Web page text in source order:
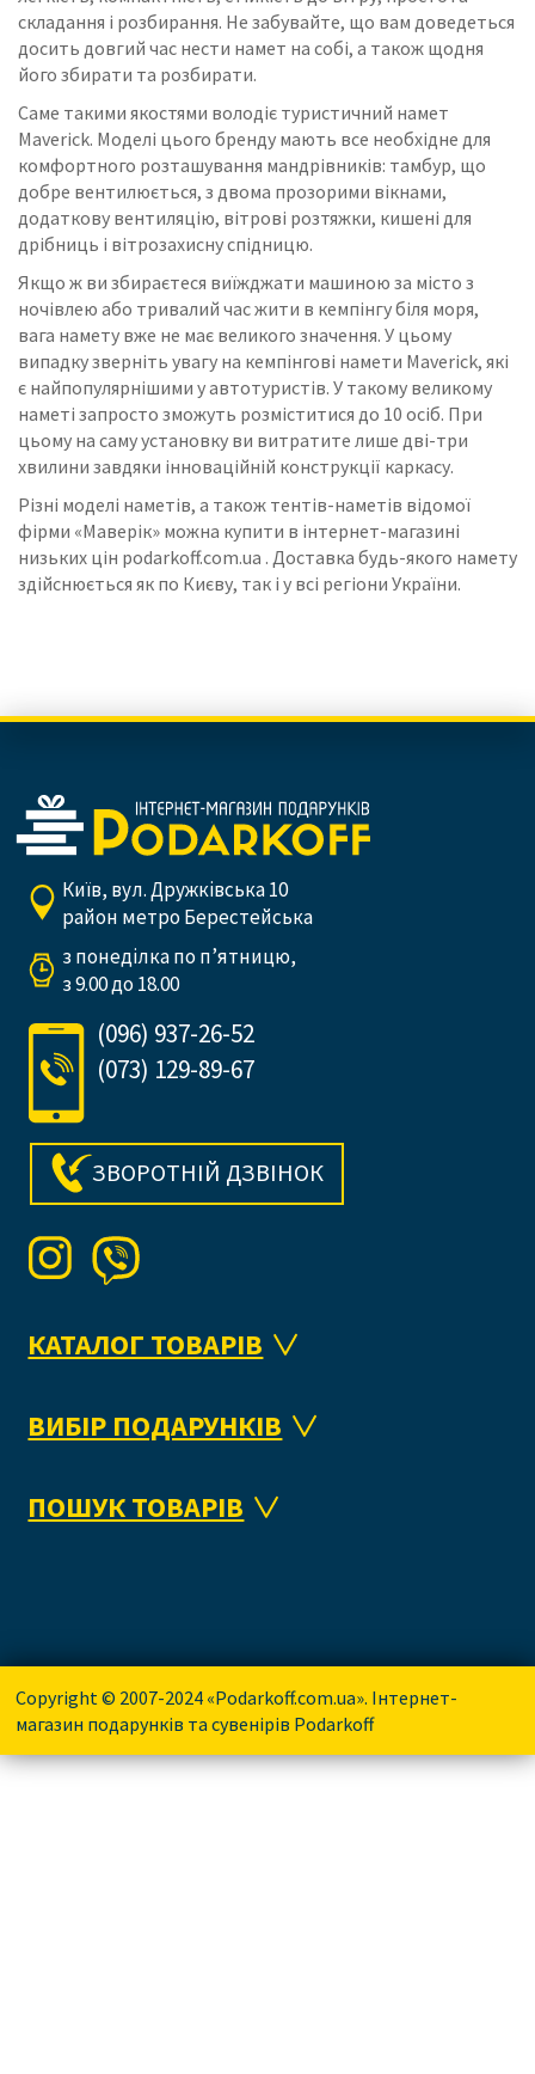
складання і розбирання. Не забувайте, що вам доведеться
досить довгий час нести намет на собі, а також щодня
його збирати та розбирати.
Саме такими якостями володіє туристичний намет
Maverick. Моделі цього бренду мають все необхідне для
комфортного розташування мандрівників: тамбур, що
добре вентилюється, з двома прозорими вікнами,
додаткову вентиляцію, вітрові розтяжки, кишені для
дрібниць і вітрозахисну спідницю.
Якщо ж ви збираєтеся виїжджати машиною за місто з
ночівлею або тривалий час жити в кемпінгу біля моря,
вага намету вже не має великого значення. У цьому
випадку зверніть увагу на кемпінгові намети Maverick, які
є найпопулярнішими у автотуристів. У такому великому
наметі запросто зможуть розміститися до 10 осіб. При
цьому на саму установку ви витратите лише дві-три
хвилини завдяки інноваційній конструкції каркасу.
Різні моделі наметів, а також тентів-наметів відомої
фірми «Маверік» можна купити в інтернет-магазині
низьких цін podarkoff.com.ua . Доставка будь-якого намету
здійснюється як по Києву, так і у всі регіони України.
Київ, вул. Дружківська 10
район метро Берестейська
з понеділка по п’ятницю,
з 9.00 до 18.00
(096) 937-26-52
(073) 129-89-67
ЗВОРОТНІЙ ДЗВІНОК
КАТАЛОГ ТОВАРІВ
ВИБІР ПОДАРУНКІВ
ПОШУК ТОВАРІВ
Copyright © 2007-2024 «Podarkoff.com.ua». Інтернет-
магазин подарунків та сувенірів Podarkoff